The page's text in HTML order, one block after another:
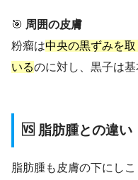
🎯 周囲の皮膚
粉瘤は中央の黒ずみを
いるのに対し、黒子は基
🆚 脂肪腫との違い
脂肪腫も皮膚の下にし